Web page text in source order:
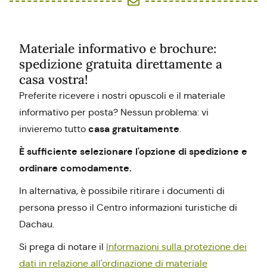
Materiale informativo e brochure:
spedizione gratuita direttamente a
casa vostra!
Preferite ricevere i nostri opuscoli e il materiale
informativo per posta? Nessun problema: vi
invieremo tutto casa gratuitamente.
È sufficiente selezionare l'opzione di spedizione e
ordinare comodamente.
In alternativa, è possibile ritirare i documenti di
persona presso il Centro informazioni turistiche di
Dachau.
Si prega di notare il Informazioni sulla protezione dei
dati in relazione all'ordinazione di materiale